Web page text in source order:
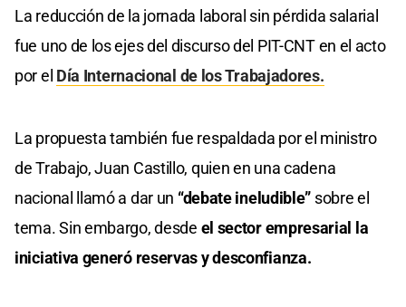
La reducción de la jornada laboral sin pérdida salarial
fue uno de los ejes del discurso del PIT-CNT en el acto
por el Día Internacional de los Trabajadores.
La propuesta también fue respaldada por el ministro
de Trabajo, Juan Castillo, quien en una cadena
nacional llamó a dar un “debate ineludible” sobre el
tema. Sin embargo, desde el sector empresarial la
iniciativa generó reservas y desconfianza.